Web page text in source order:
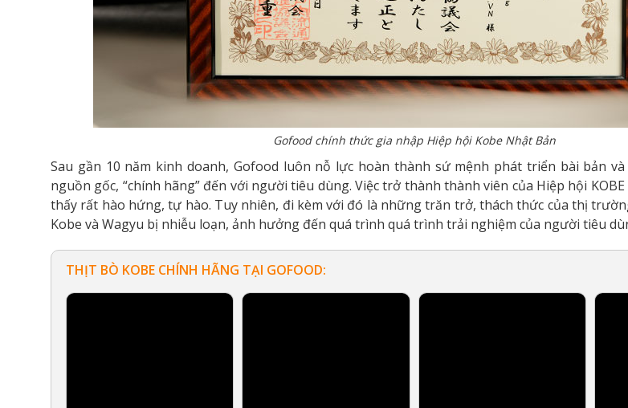
Gofood chính thức gia nhập Hiệp hội Kobe Nhật Bản
Sau gần 10 năm kinh doanh, Gofood luôn nỗ lực hoàn thành sứ mệnh phát triển bài bản
nguồn gốc, “chính hãng” đến với người tiêu dùng. Việc trở thành thành viên của Hiệp hội
thấy rất hào hứng, tự hào. Tuy nhiên, đi kèm với đó là những trăn trở, thách thức của thị
Kobe và Wagyu bị nhiễu loạn, ảnh hưởng đến quá trình quá trình trải nghiệm của người tiêu
THỊT BÒ KOBE CHÍNH HÃNG TẠI GOFOOD: